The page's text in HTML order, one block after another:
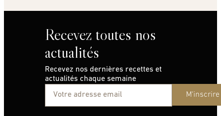
Recevez toutes nos
actualités
Recevez nos dernières recettes et
actualités chaque semaine
M'inscrire